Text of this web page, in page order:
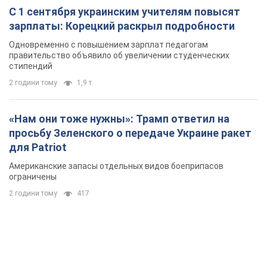
С 1 сентября украинским учителям повысят
зарплаты: Корецкий раскрыл подробности
Одновременно с повышением зарплат педагогам
правительство объявило об увеличении студенческих
стипендий
2 години тому 1,9 т.
«Нам они тоже нужны»: Трамп ответил на
просьбу Зеленского о передаче Украине ракет
для Patriot
Американские запасы отдельных видов боеприпасов
ограничены
2 години тому 417